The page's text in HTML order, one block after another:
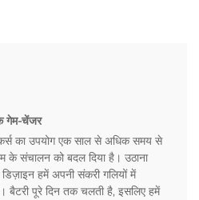
गेम-चेंजर
का उपयोग एक साल से अधिक समय से
के संचालन को बदल दिया है। उठाना
हमें अपनी संकरी गलियों में
बैटरी पूरे दिन तक चलती है, इसलिए हमें